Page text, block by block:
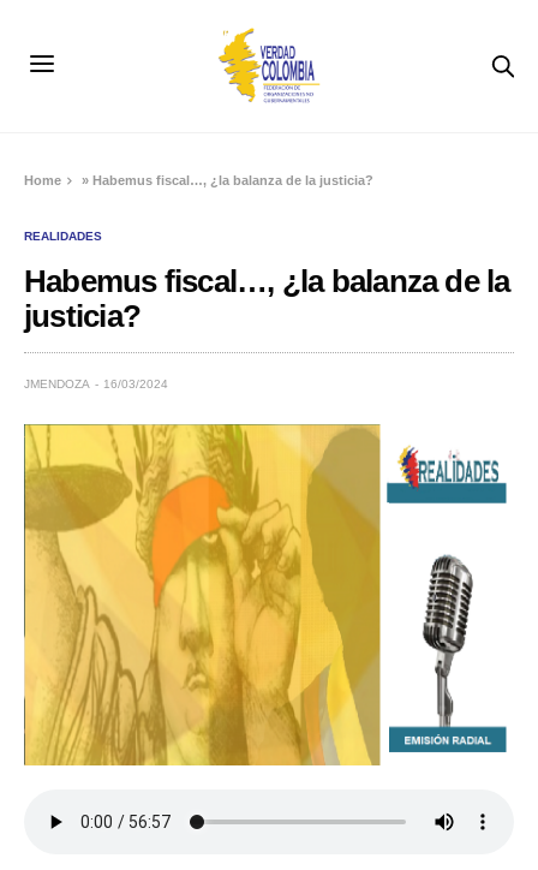
Home »Habemus fiscal…, ¿la balanza de la justicia?
REALIDADES
Habemus fiscal…, ¿la balanza de la
justicia?
JMENDOZA 16/03/2024